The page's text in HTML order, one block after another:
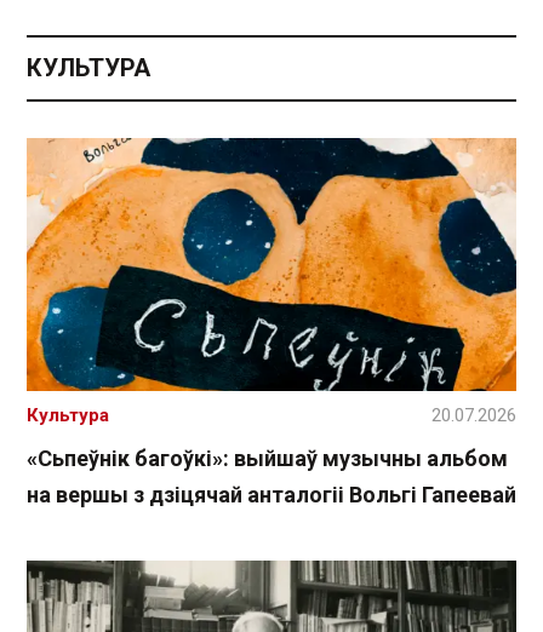
КУЛЬТУРА
«Сьпеўнік багоўкі»: выйшаў музычны альбом
на вершы з дзіцячай анталогіі Вольгі Гапеевай
Культура 20.07.2026